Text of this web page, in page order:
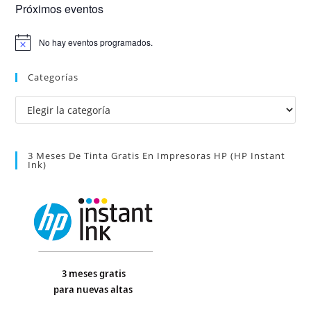
Próximos eventos
A
s
No hay eventos programados.
Categorías
Categorías
3 Meses De Tinta Gratis En Impresoras HP (HP Instant
Ink)